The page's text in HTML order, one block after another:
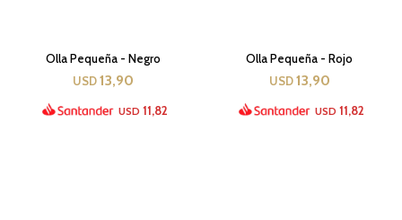
Olla Pequeña - Negro
USD 13,90
USD 11,82
Olla Pequeña - Rojo
USD 13,90
USD 11,82